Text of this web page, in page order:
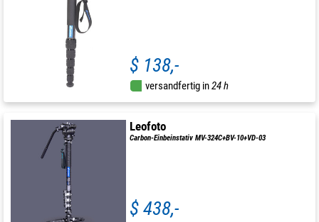
$ 138,-
versandfertig in24 h
Leofoto
Carbon-Einbeinstativ MV-324C+BV-10+VD-03
$ 438,-